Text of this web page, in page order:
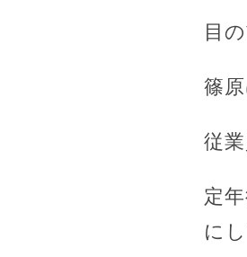
目
篠
従業
定
に